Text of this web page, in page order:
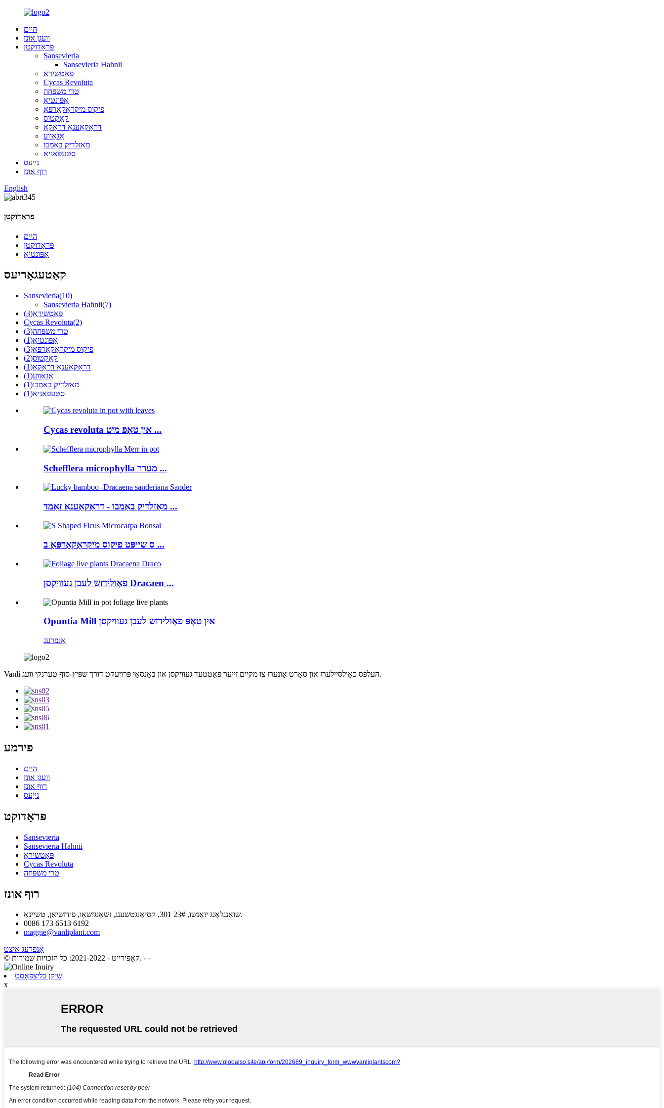
היים
וועגן אונז
פּראָדוקטן
Sansevieria
Sansevieria Hahnii
פּאַטשיראַ
Cycas Revoluta
טרי משפּחה
אָפּונטיאַ
פיקוס מיקראָקאַרפּאַ
קאַקטוס
דראַקאַענאַ דראַקאָ
אַגאַווע
מאַזלדיק באַמבו
סטעפאַניאַ
נייַעס
רוף אונז
English
פּראָדוקטן
היים
פּראָדוקטן
אָפּונטיאַ
קאַטעגאָריעס
Sansevieria(10)
Sansevieria Hahnii(7)
פּאַטשיראַ(3)
Cycas Revoluta(2)
טרי משפּחה(3)
אָפּונטיאַ(1)
פיקוס מיקראָקאַרפּאַ(3)
קאַקטוס(2)
דראַקאַענאַ דראַקאָ(1)
אַגאַווע(1)
מאַזלדיק באַמבו(1)
סטעפאַניאַ(1)
Cycas revoluta אין טאָפּ מיט ...
Schefflera microphylla מערר ...
מאַזלדיק באַמבו - דראַקאַענאַ זאַמד ...
ס שייפּט פיקוס מיקראָקאַרפּאַ ב ...
פאָולידזש לעבן געוויקסן Dracaen ...
Opuntia Mill אין טאָפּ פאָולידזש לעבן געוויקסן
אָנפרעג
Vanli העלפּס כאָולסיילערז און סאָרט אָונערז צו מקיים זייער פּאָטטעד געוויקסן און באָנסאַי פּרויעקט דורך שפּיץ-סוף טערנקי וועג.
פירמע
היים
וועגן אונז
רוף אונז
נייַעס
פּראָדוקט
Sansevieria
Sansevieria Hahnii
פּאַטשיראַ
Cycas Revoluta
טרי משפּחה
רוף אונז
שואַנגלאָנג יואַנשו, 23# 301, קסיאַנגטשענג, זשאַנגזשאָו, פודזשיאַן, טשיינאַ.
0086 173 6513 6192
maggie@vanliplant.com
אָנפרעג איצט
© קאַפּירייט - 2021-2022: כל הזכויות שמורות. - -
שיקן בליצפּאָסט
x